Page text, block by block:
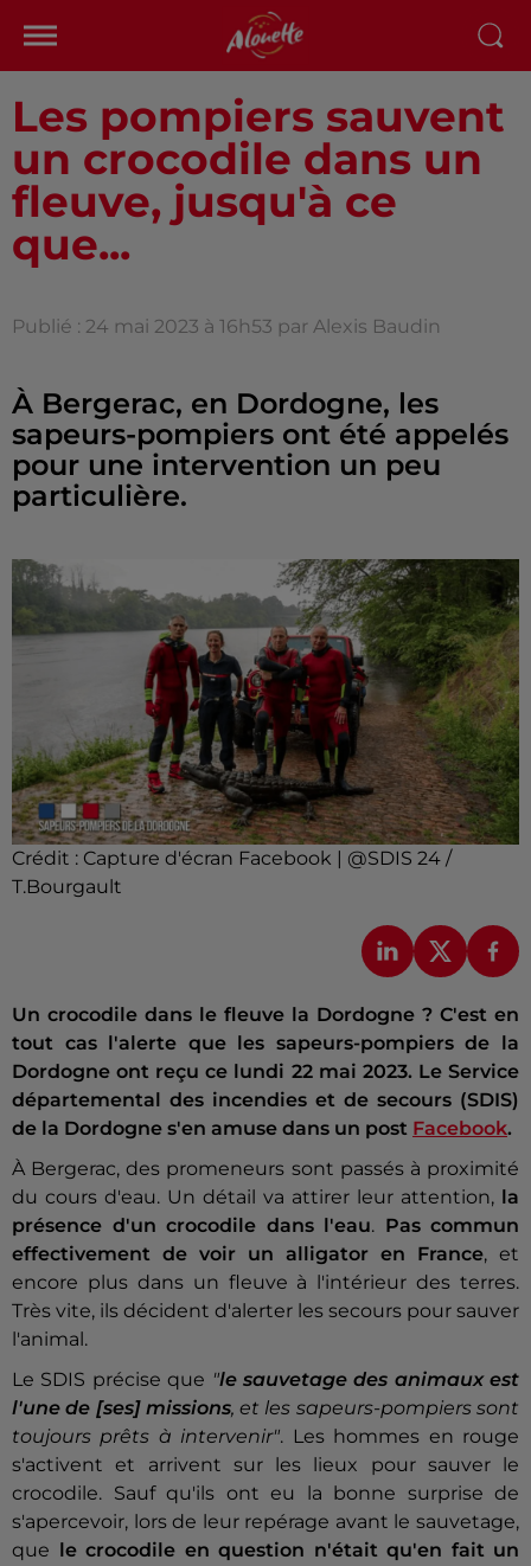
Les pompiers sauvent
un crocodile dans un
fleuve, jusqu'à ce
que...
Publié : 24 mai 2023 à 16h53 par Alexis Baudin
À Bergerac, en Dordogne, les
sapeurs-pompiers ont été appelés
pour une intervention un peu
particulière.
Crédit : Capture d'écran Facebook | @SDIS 24 /
T.Bourgault
Un crocodile dans le fleuve la Dordogne ? C'est en
tout cas l'alerte que les sapeurs-pompiers de la
Dordogne ont reçu ce lundi 22 mai 2023. Le Service
départemental des incendies et de secours (SDIS)
de la Dordogne s'en amuse dans un post Facebook.
À Bergerac, des promeneurs sont passés à proximité
du cours d'eau. Un détail va attirer leur attention, la
présence d'un crocodile dans l'eau. Pas commun
effectivement de voir un alligator en France, et
encore plus dans un fleuve à l'intérieur des terres.
Très vite, ils décident d'alerter les secours pour sauver
l'animal.
Le SDIS précise que "le sauvetage des animaux est
l'une de [ses] missions, et les sapeurs-pompiers sont
toujours prêts à intervenir". Les hommes en rouge
s'activent et arrivent sur les lieux pour sauver le
crocodile. Sauf qu'ils ont eu la bonne surprise de
s'apercevoir, lors de leur repérage avant le sauvetage,
que
le crocodile en question n'était qu'en fait un